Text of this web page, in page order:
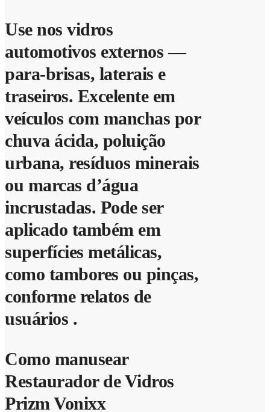
Use nos vidros
automotivos externos —
para-brisas, laterais e
traseiros. Excelente em
veículos com manchas por
chuva ácida, poluição
urbana, resíduos minerais
ou marcas d’água
incrustadas. Pode ser
aplicado também em
superfícies metálicas,
como tambores ou pinças,
conforme relatos de
usuários .
Como manusear
Restaurador de Vidros
Prizm Vonixx